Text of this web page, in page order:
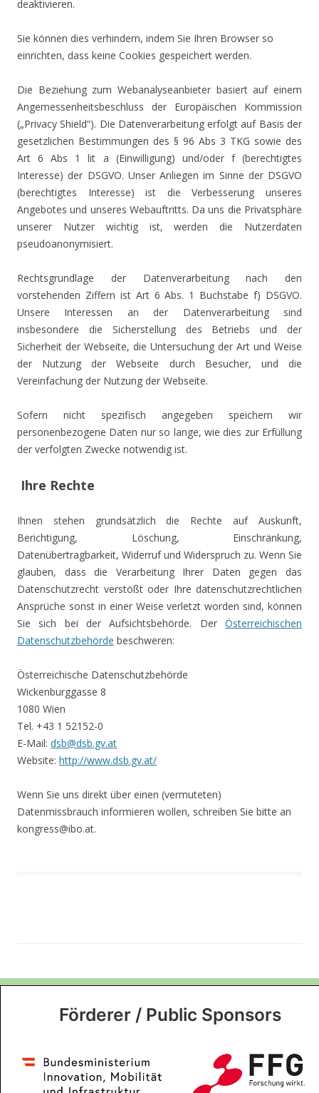
deaktivieren.
Sie können dies verhindern, indem Sie Ihren Browser so
einrichten, dass keine Cookies gespeichert werden.
Die Beziehung zum Webanalyseanbieter basiert auf einem
Angemessenheitsbeschluss der Europäischen Kommission
(„Privacy Shield“). Die Datenverarbeitung erfolgt auf Basis der
gesetzlichen Bestimmungen des § 96 Abs 3 TKG sowie des
Art 6 Abs 1 lit a (Einwilligung) und/oder f (berechtigtes
Interesse) der DSGVO. Unser Anliegen im Sinne der DSGVO
(berechtigtes Interesse) ist die Verbesserung unseres
Angebotes und unseres Webauftritts. Da uns die Privatsphäre
unserer Nutzer wichtig ist, werden die Nutzerdaten
pseudoanonymisiert.
Rechtsgrundlage der Datenverarbeitung nach den
vorstehenden Ziffern ist Art 6 Abs. 1 Buchstabe f) DSGVO.
Unsere Interessen an der Datenverarbeitung sind
insbesondere die Sicherstellung des Betriebs und der
Sicherheit der Webseite, die Untersuchung der Art und Weise
der Nutzung der Webseite durch Besucher, und die
Vereinfachung der Nutzung der Webseite.
Sofern nicht spezifisch angegeben speichern wir
personenbezogene Daten nur so lange, wie dies zur Erfüllung
der verfolgten Zwecke notwendig ist.
Ihre Rechte
Ihnen stehen grundsätzlich die Rechte auf Auskunft,
Berichtigung, Löschung, Einschränkung,
Datenübertragbarkeit, Widerruf und Widerspruch zu. Wenn Sie
glauben, dass die Verarbeitung Ihrer Daten gegen das
Datenschutzrecht verstößt oder Ihre datenschutzrechtlichen
Ansprüche sonst in einer Weise verletzt worden sind, können
Sie sich bei der Aufsichtsbehörde. Der Österreichischen
Datenschutzbehörde beschweren:
Österreichische Datenschutzbehörde
Wickenburggasse 8
1080 Wien
Tel. +43 1 52152-0
E-Mail: dsb@dsb.gv.at
Website: http://www.dsb.gv.at/
Wenn Sie uns direkt über einen (vermuteten)
Datenmissbrauch informieren wollen, schreiben Sie bitte an
kongress@ibo.at.
Förderer / Public Sponsors